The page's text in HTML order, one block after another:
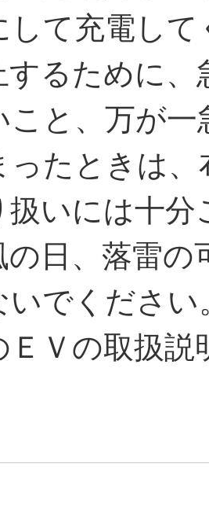
して充電し
するために
こと、万が
ったときは
扱いには十
の日、落雷の
いでくださ
ＥＶの取扱